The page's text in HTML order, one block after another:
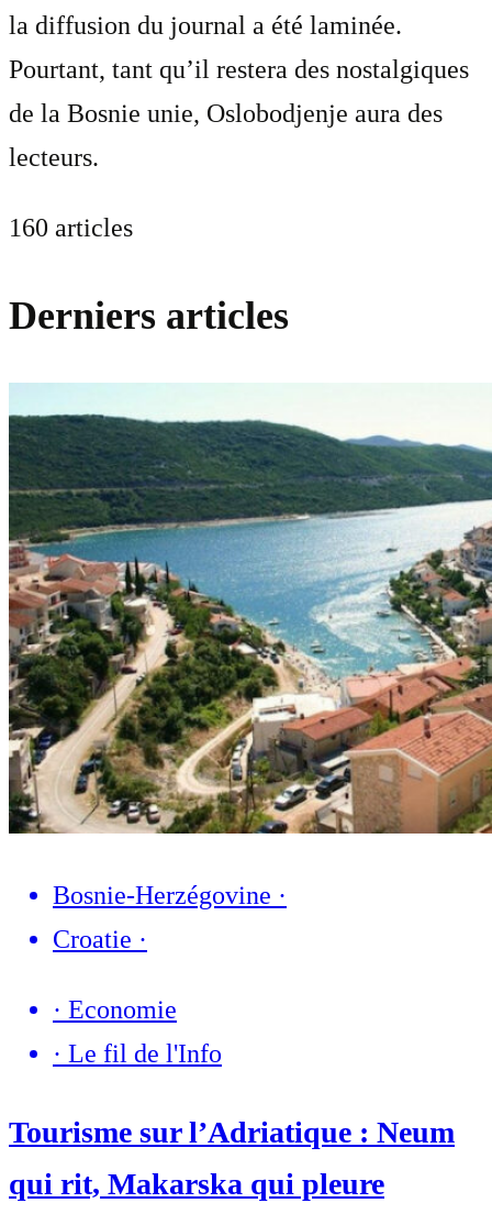
la diffusion du journal a été laminée.
Pourtant, tant qu’il restera des nostalgiques
de la Bosnie unie, Oslobodjenje aura des
lecteurs.
160 articles
Derniers articles
Bosnie-Herzégovine ·
Croatie ·
· Economie
· Le fil de l'Info
Tourisme sur l’Adriatique : Neum
qui rit, Makarska qui pleure